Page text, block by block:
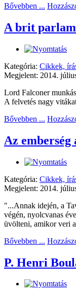
Bővebben ...
A brit
Kategória: Cikkek,
Megjelent: 2014.
Lord Falconer
A felvetés nagy
Bővebben ...
Az emberség
Kategória: Cikkek,
Megjelent: 2014.
"...Annak idején, a
végén, nyolcvanas
üvölteni, amikor veri
Bővebben ...
P. Henri